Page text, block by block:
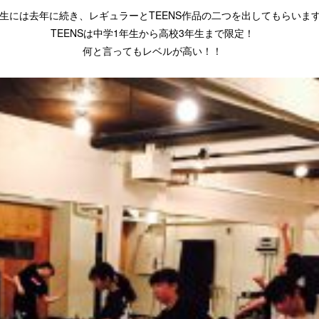
には去年に続き、レギュラーとTEENS作品の二つを出してもらいま
TEENSは中学1年生から高校3年生まで限定！
何と言ってもレベルが高い！！